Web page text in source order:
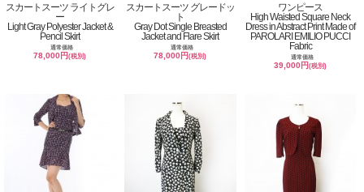
スカートスーツ ライトグレ
ー
Light Gray Polyester Jacket &
Pencil Skirt
通常価格
78,000円(税別)
スカートスーツ グレードッ
ト
Gray Dot Single Breasted
Jacket and Flare Skirt
通常価格
78,000円(税別)
ワンピース
High Waisted Square Neck
Dress in Abstract Print Made of
PAROLARI EMILIO PUCCI
Fabric
通常価格
39,000円(税別)